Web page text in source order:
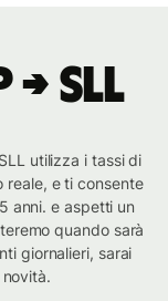
SLL
utilizza i tassi di
reale, e ti consente
anni. e aspetti un
quando sarà
giornalieri, sarai